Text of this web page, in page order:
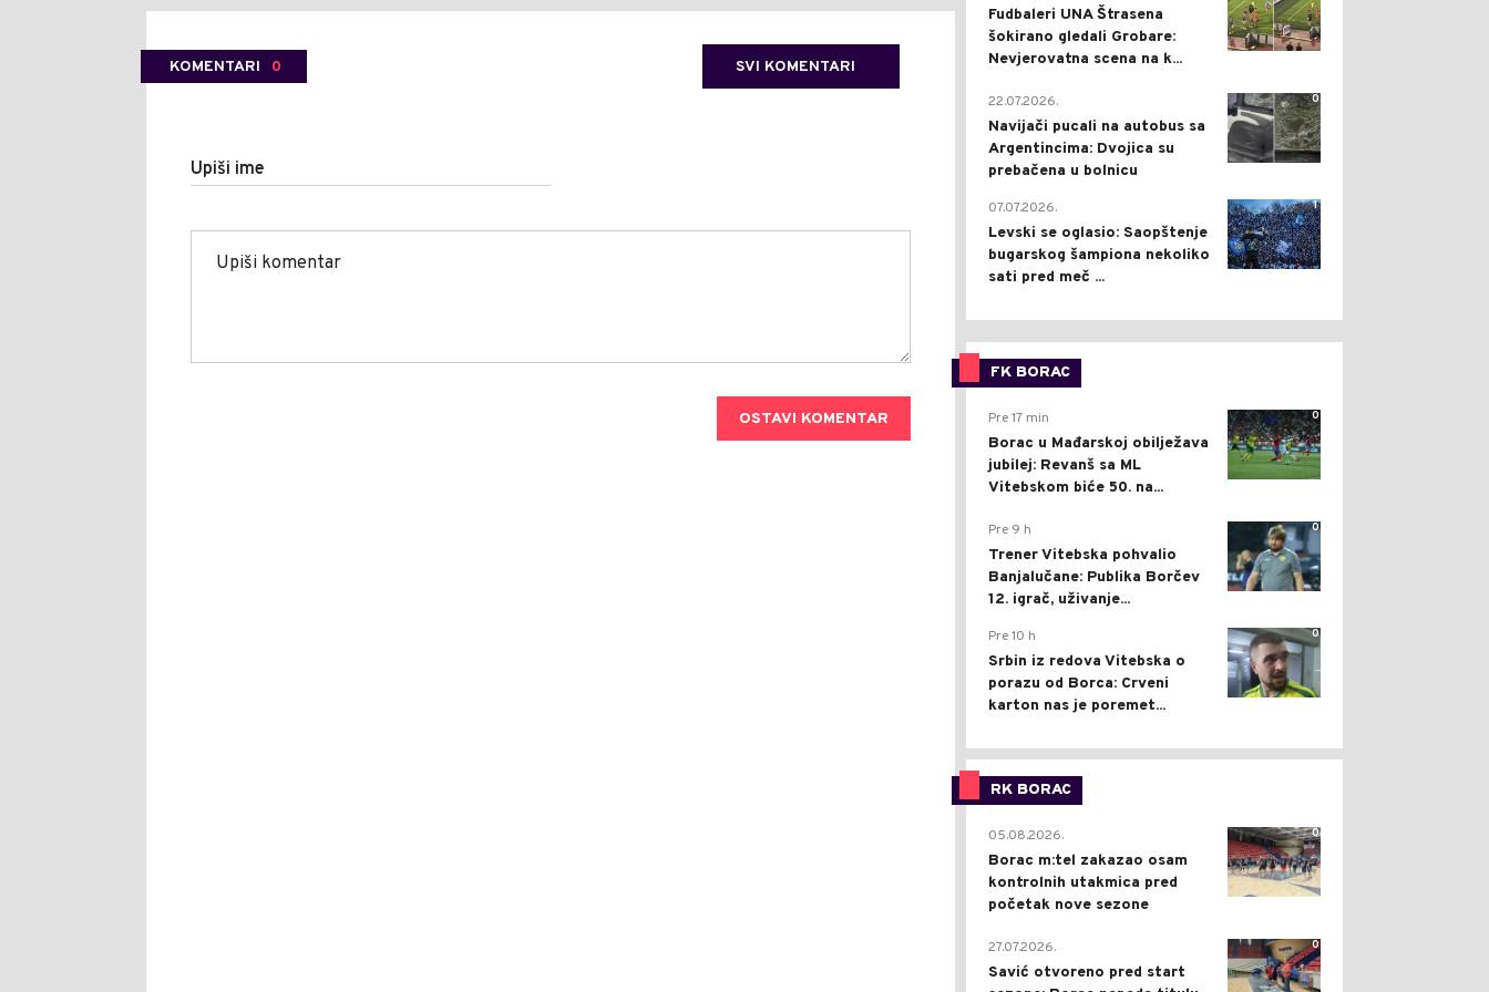
KOMENTARI 0 SVI KOMENTARI
Upiši ime
OSTAVI KOMENTAR
Fudbaleri UNA Štrasena
šokirano gledali Grobare:
Nevjerovatna scena na k...
0
22.07.2026.
Navijači pucali na autobus sa
Argentincima: Dvojica su
prebačena u bolnicu
1
07.07.2026.
Levski se oglasio: Saopštenje
bugarskog šampiona nekoliko
sati pred meč ...
FK BORAC
0
Pre 17 min
Borac u Mađarskoj obilježava
jubilej: Revanš sa ML
Vitebskom biće 50. na...
0
Pre 9 h
Trener Vitebska pohvalio
Banjalučane: Publika Borčev
12. igrač, uživanje...
0
Pre 10 h
Srbin iz redova Vitebska o
porazu od Borca: Crveni
karton nas je poremet...
RK BORAC
0
05.08.2026.
Borac m:tel zakazao osam
kontrolnih utakmica pred
početak nove sezone
0
27.07.2026.
Savić otvoreno pred start